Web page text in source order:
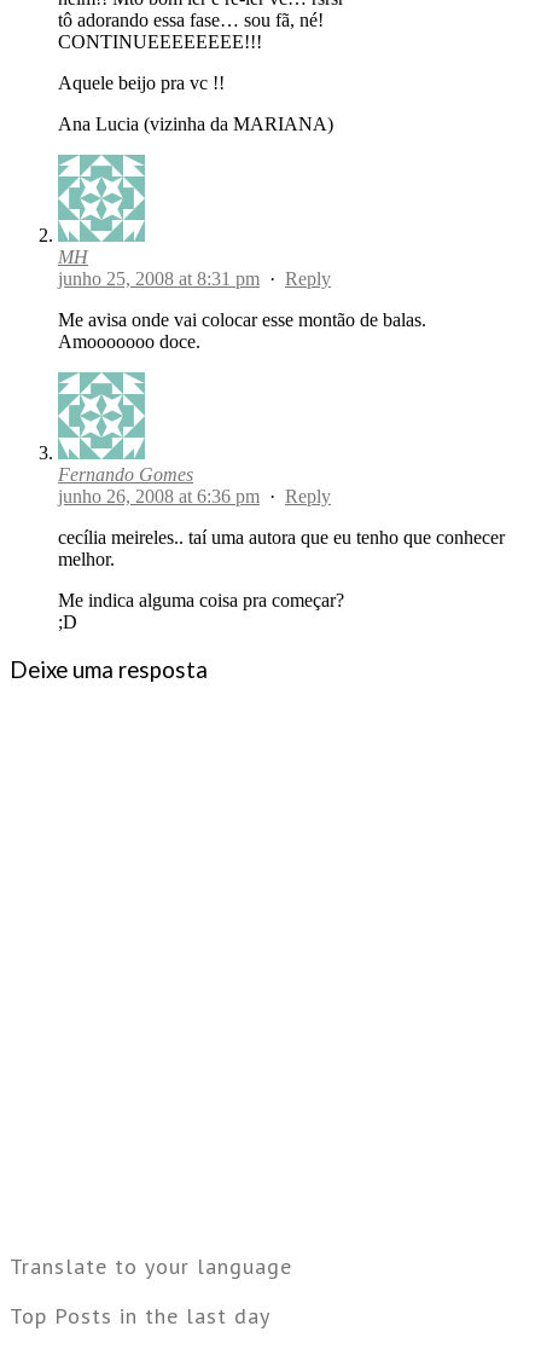
tô adorando essa fase… sou fã, né!
CONTINUEEEEEEEE!!!
Aquele beijo pra vc !!
Ana Lucia (vizinha da MARIANA)
MH
junho 25, 2008 at 8:31 pm · Reply
Me avisa onde vai colocar esse montão de balas.
Amooooooo doce.
Fernando Gomes
junho 26, 2008 at 6:36 pm · Reply
cecília meireles.. taí uma autora que eu tenho que conhecer
melhor.
Me indica alguma coisa pra começar?
;D
Deixe uma resposta
Translate to your language
Top Posts in the last day